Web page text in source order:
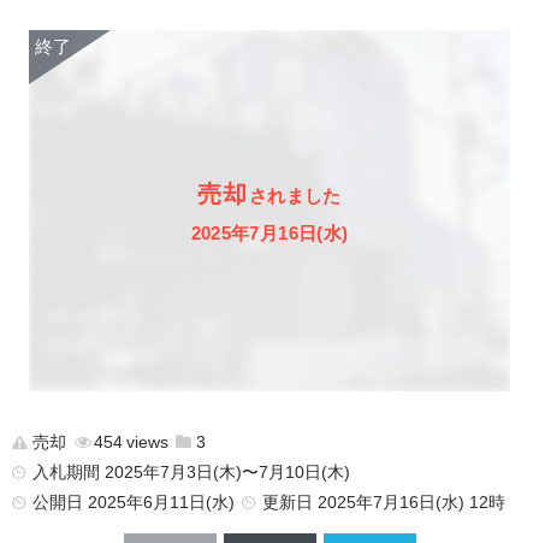
売却 されました
2025年7月16日(水)
売却 454
3
入札期間 2025年7月3日(木)〜7月10日(木)
公開日 2025年6月11日(水) 更新日 2025年7月16日(水) 12時